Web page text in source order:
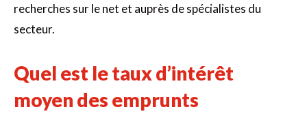
recherches sur le net et auprès de spécialistes du
secteur.
Quel est le taux d’intérêt
moyen des emprunts